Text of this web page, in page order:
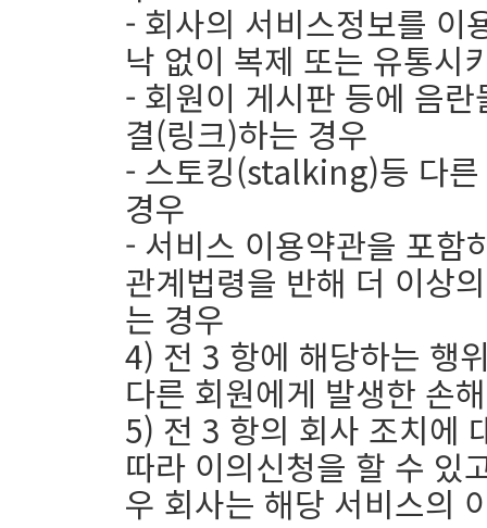
- 회사의 서비스정보를 이
낙 없이 복제 또는 유통시
- 회원이 게시판 등에 음
결(링크)하는 경우
- 스토킹(stalking)등 다른
경우
- 서비스 이용약관을 포함
관계법령을 반해 더 이상
는 경우
4) 전 3 항에 해당하는 행
다른 회원에게 발생한 손
5) 전 3 항의 회사 조치에
따라 이의신청을 할 수 있
우 회사는 해당 서비스의